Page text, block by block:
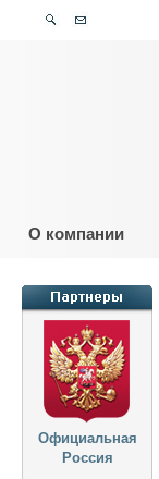
О компании
Официальная
Россия